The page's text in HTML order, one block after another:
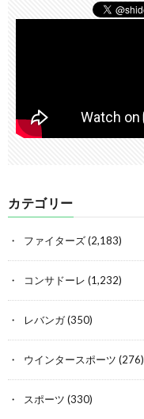
カテゴリー
ファイターズ(2,183)
コンサドーレ (1,232)
レバンガ(350)
ウインタースポーツ (276)
スポーツ (330)